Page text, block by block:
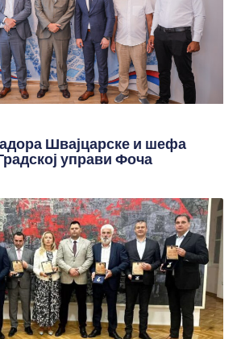
Швајцарске и шефа
управи Фоча